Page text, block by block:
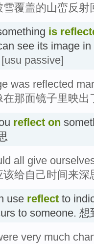
雪覆盖的山峦反射
is
see its image
[usu passive]
was reflected
在那面镜子里映出
reflect on
all give
该给自己时间来深
use reflect to
to someone. 想
very much